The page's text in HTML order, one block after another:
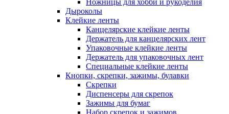
Ножницы для хобби и рукоделия
Дыроколы
Клейкие ленты
Канцелярские клейкие ленты
Держатель для канцелярских лент
Упаковочные клейкие ленты
Держатель для упаковочных лент
Специальные клейкие ленты
Кнопки, скрепки, зажимы, булавки
Скрепки
Диспенсеры для скрепок
Зажимы для бумаг